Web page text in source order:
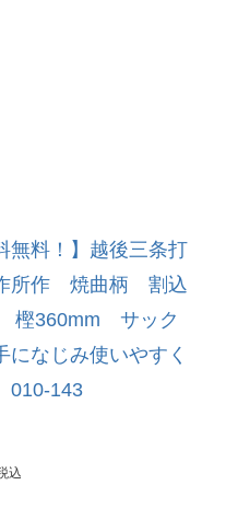
無料！】越後三条打
所作 焼曲柄 割込
樫360mm サック
なじみ使いやすく
010-143
込